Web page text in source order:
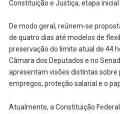
Constituição e Justiça, etapa
De modo geral, reúnem-se
de quatro dias até modelos de
preservação do limite atual de 44
Câmara dos Deputados e no
apresentam visões distintas sobre
empregos, proteção salarial e o
Atualmente, a Constituição